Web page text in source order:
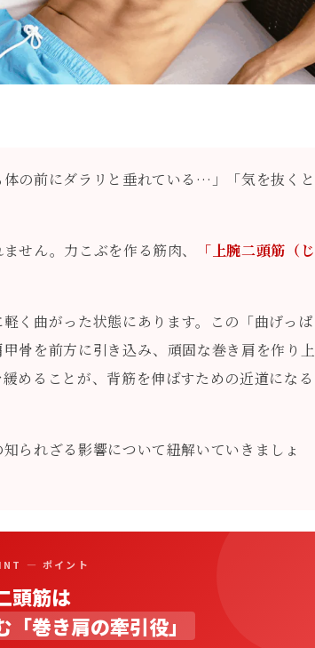
体の前にダラリと垂れている…」「気を抜くと
せん。力こぶを作る筋肉、
「上腕二頭筋（じ
く曲がった状態にあります。この「曲げっぱ
骨を前方に引き込み、頑固な巻き肩を作り上
めることが、背筋を伸ばすための近道になる
られざる影響について紐解いていきましょ
— ポイント
頭筋は
巻き肩の牽引役」